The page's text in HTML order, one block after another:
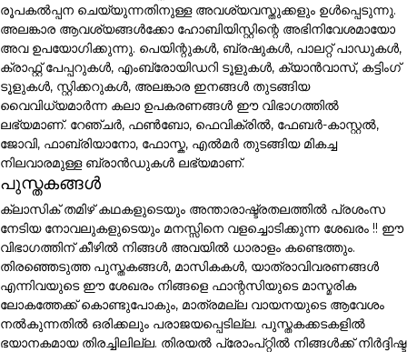
രൂപകൽപ്പന ചെയ്യുന്നതിനുള്ള അവശ്യവസ്തുക്കളും ഉൾപ്പെടുന്നു.
അലങ്കാര ആവശ്യങ്ങൾക്കോ ഹോബിയിസ്റ്റിന്റെ അഭിനിവേശമായോ
അവ ഉപയോഗിക്കുന്നു. പെയിന്റുകൾ, ബ്രഷുകൾ, പാലറ്റ് പാഡുകൾ,
ക്രാഫ്റ്റ് പേപ്പറുകൾ, എംബ്രോയിഡറി ടൂളുകൾ, ക്യാൻവാസ്, കട്ടിംഗ്
ടൂളുകൾ, സ്റ്റിക്കറുകൾ, അലങ്കാര ഇനങ്ങൾ തുടങ്ങിയ
വൈവിധ്യമാർന്ന കലാ ഉപകരണങ്ങൾ ഈ വിഭാഗത്തിൽ
ലഭ്യമാണ്. റേഞ്ചർ, ഫൺബോ, ഫെവിക്രിൽ, ഫേബർ-കാസ്റ്റൽ,
ജോവി, ഫാബ്രിയാനോ, ഫോസ്ക, എൽമർ തുടങ്ങിയ മികച്ച
നിലവാരമുള്ള ബ്രാൻഡുകൾ ലഭ്യമാണ്.
പുസ്തകങ്ങൾ
ക്ലാസിക് തമിഴ് കഥകളുടെയും അന്താരാഷ്ട്രതലത്തിൽ പ്രശംസ
നേടിയ നോവലുകളുടെയും മനസ്സിനെ വളച്ചൊടിക്കുന്ന ശേഖരം !! ഈ
വിഭാഗത്തിന് കീഴിൽ നിങ്ങൾ അവയിൽ ധാരാളം കണ്ടെത്തും.
തിരഞ്ഞെടുത്ത പുസ്തകങ്ങൾ, മാസികകൾ, യാത്രാവിവരണങ്ങൾ
എന്നിവയുടെ ഈ ശേഖരം നിങ്ങളെ ഫാന്റസിയുടെ മാസ്മരിക
ലോകത്തേക്ക് കൊണ്ടുപോകും, മാത്രമല്ല വായനയുടെ ആവേശം
നൽകുന്നതിൽ ഒരിക്കലും പരാജയപ്പെടില്ല. പുസ്തകക്കടകളിൽ
ഭയാനകമായ തിരച്ചിലില്ല. തിരയൽ പ്രോംപ്റ്റിൽ നിങ്ങൾക്ക് നിർദ്ദിഷ്ട